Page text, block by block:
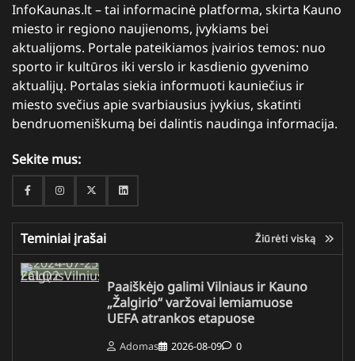
InfoKaunas.lt – tai informacinė platforma, skirta Kauno
miesto ir regiono naujienoms, įvykiams bei
aktualijoms. Portale pateikiamos įvairios temos: nuo
sporto ir kultūros iki verslo ir kasdienio gyvenimo
aktualijų. Portalas siekia informuoti kauniečius ir
miesto svečius apie svarbiausius įvykius, skatinti
bendruomeniškumą bei dalintis naudinga informacija.
Sekite mus:
FacebookInstagramTwitterLinkedin
Teminiai įrašai Žiūrėti viską
Paaiškėjo galimi Vilniaus ir Kauno
„Žalgirio“ varžovai lemiamuose
UEFA atrankos etapuose
Adomas 2026-08-09 0